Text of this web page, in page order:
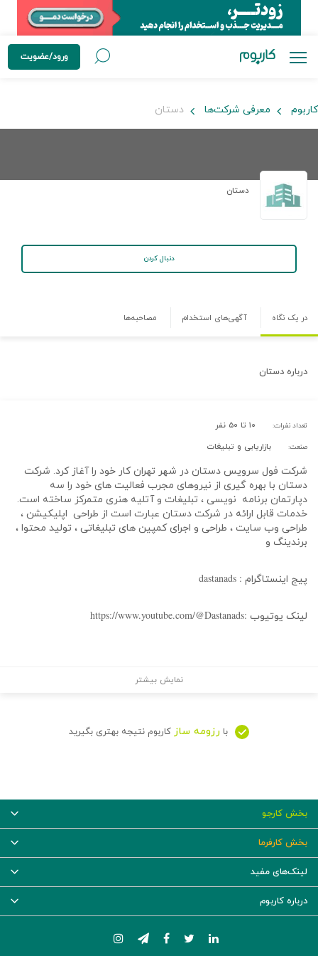
ورود/عضویت
کاربوم معرفی شرکت‌ها دستان
دستان
دنبال کردن
در یک نگاه آگهی‌های استخدام مصاحبه‌ها
درباره دستان
تعداد نفرات: ۱۰ تا ۵۰ نفر
صنعت: بازاریابی و تبلیغات
شرکت فول سرویس دستان در شهر تهران کار خود را آغاز کرد. شرکت
دستان با بهره گیری از نیروهای مجرب فعالیت های خود را سه
دپارتمان برنامه نویسی ، تبلیغات و آتلیه هنری متمرکز ساخته است.
خدمات قابل ارائه در شرکت دستان عبارت است از طراحی اپلیکیشن ،
طراحی وب سایت ، طراحی و اجرای کمپین های تبلیغاتی ، تولید محتوا ،
برندینگ و
پیج اینستاگرام : dastanads
لینک یوتیوب :https://www.youtube.com/@Dastanads
نمایش بیشتر
با رزومه ساز کاربوم نتیجه بهتری بگیرید
بخش کارجو
بخش کارفرما
لینک‌های مفید
درباره کاربوم